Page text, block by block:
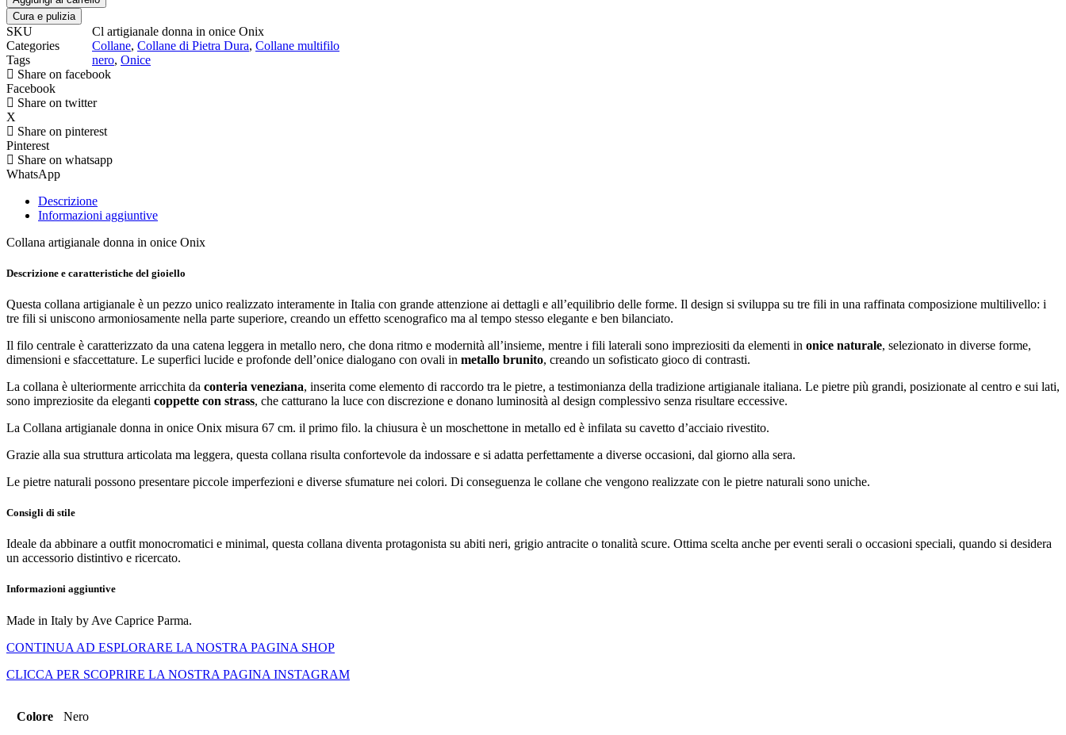
Cura e pulizia
SKU
Cl artigianale donna in onice Onix
Categories
Collane, Collane di Pietra Dura, Collane multifilo
Tags
nero, Onice
Share on facebook
Facebook
Share on twitter
X
Share on pinterest
Pinterest
Share on whatsapp
WhatsApp
Descrizione
Informazioni aggiuntive
Collana artigianale donna in onice Onix
Descrizione e caratteristiche del gioiello
Questa collana artigianale è un pezzo unico realizzato interamente in Italia con grande attenzione ai dettagli e all’equilibrio delle forme. Il design si sviluppa su tre fili in una raffinata composizione multilivello: i
tre fili si uniscono armoniosamente nella parte superiore, creando un effetto scenografico ma al tempo stesso elegante e ben bilanciato.
Il filo centrale è caratterizzato da una catena leggera in metallo nero, che dona ritmo e modernità all’insieme, mentre i fili laterali sono impreziositi da elementi in onice naturale, selezionato in diverse forme,
dimensioni e sfaccettature. Le superfici lucide e profonde dell’onice dialogano con ovali in metallo brunito, creando un sofisticato gioco di contrasti.
La collana è ulteriormente arricchita da conteria veneziana, inserita come elemento di raccordo tra le pietre, a testimonianza della tradizione artigianale italiana. Le pietre più grandi, posizionate al centro e sui lati,
sono impreziosite da eleganti coppette con strass, che catturano la luce con discrezione e donano luminosità al design complessivo senza risultare eccessive.
La Collana artigianale donna in onice Onix misura 67 cm. il primo filo. la chiusura è un moschettone in metallo ed è infilata su cavetto d’acciaio rivestito.
Grazie alla sua struttura articolata ma leggera, questa collana risulta confortevole da indossare e si adatta perfettamente a diverse occasioni, dal giorno alla sera.
Le pietre naturali possono presentare piccole imperfezioni e diverse sfumature nei colori. Di conseguenza le collane che vengono realizzate con le pietre naturali sono uniche.
Consigli di stile
Ideale da abbinare a outfit monocromatici e minimal, questa collana diventa protagonista su abiti neri, grigio antracite o tonalità scure. Ottima scelta anche per eventi serali o occasioni speciali, quando si desidera
un accessorio distintivo e ricercato.
Informazioni aggiuntive
Made in Italy by Ave Caprice Parma.
CONTINUA AD ESPLORARE LA NOSTRA PAGINA SHOP
CLICCA PER SCOPRIRE LA NOSTRA PAGINA INSTAGRAM
Colore Nero